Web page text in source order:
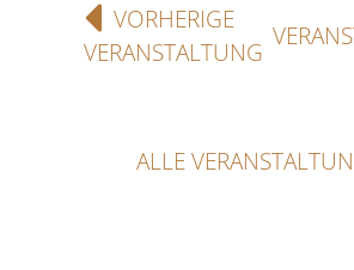
VORHERIGE
VERANSTALTUNG
ALLE